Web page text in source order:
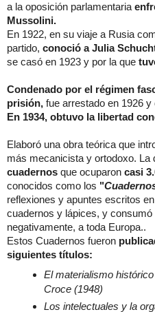
a la oposición parlamentaria
Mussolini.
En 1922, en su viaje a Rusia
partido, conoció a Julia
se casó en 1923 y por la que
Condenado por el régimen
prisión, fue arrestado en 1926
En 1934, obtuvo la libertad
Elaboró una obra teórica que
más mecanicista y ortodoxo. La
cuadernos que ocuparon casi
conocidos como los "
reflexiones y apuntes escritos
cuadernos y lápices, y
negativamente, a toda Europa..
Estos Cuadernos fueron
siguientes títulos:
El materialismo
Croce (1948)
Los intelectuales y la